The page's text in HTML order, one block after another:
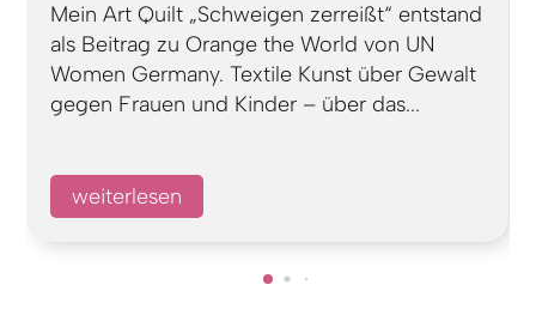
Mein Art Quilt „Schweigen zerreißt“ entstand
als Beitrag zu Orange the World von UN
Women Germany. Textile Kunst über Gewalt
gegen Frauen und Kinder – über das...
weiterlesen